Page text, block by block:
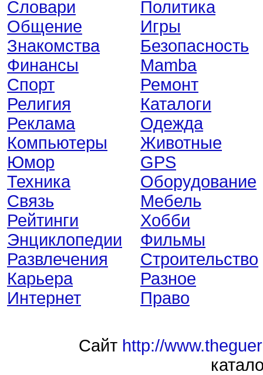
Словари
Общение
Знакомства
Финансы
Спорт
Религия
Реклама
Компьютеры
Юмор
Техника
Связь
Рейтинги
Энциклопедии
Развлечения
Карьера
Интернет
Политика
Игры
Безопасность
Mamba
Ремонт
Каталоги
Одежда
Животные
GPS
Оборудование
Мебель
Хобби
Фильмы
Строительство
Разное
Право
Сайт http://